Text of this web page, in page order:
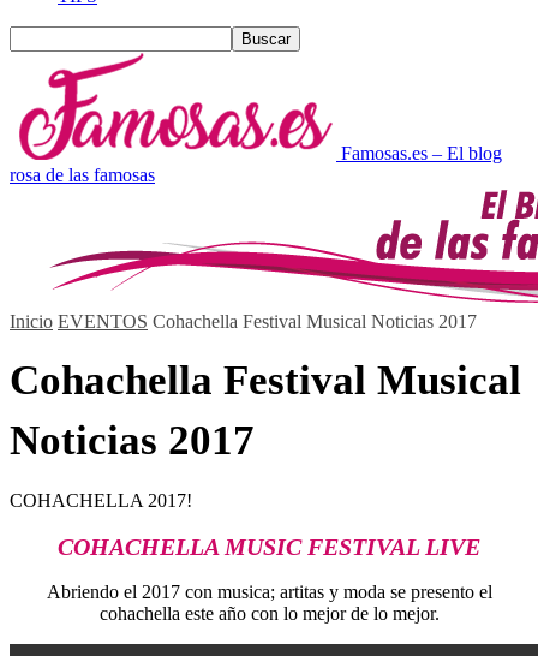
Famosas.es – El blog
rosa de las famosas
Inicio EVENTOS Cohachella Festival Musical Noticias 2017
Cohachella Festival Musical
Noticias 2017
COHACHELLA 2017!
COHACHELLA MUSIC FESTIVAL LIVE
Abriendo el 2017 con musica; artitas y moda se presento el
cohachella este año con lo mejor de lo mejor.